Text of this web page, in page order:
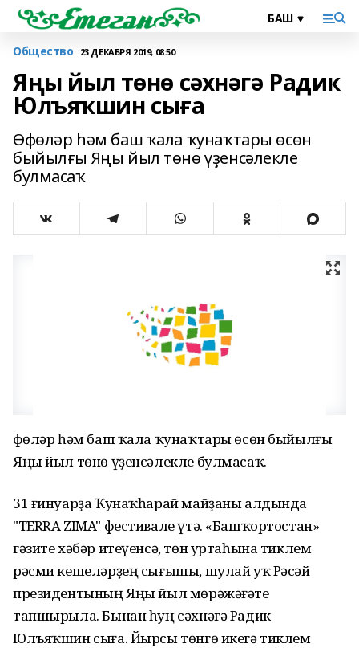
Общество 23 ДЕКАБРЯ 2019, 08:50
Яңы йыл төнө сәхнәгә Радик
Юлъяҡшин сыға
Өфөләр һәм баш ҡала ҡунаҡтары өсөн
быйылғы Яңы йыл төнө үҙенсәлекле
булмасаҡ
Өфөләр һәм баш ҡала ҡунаҡтары өсөн быйылғы
Яңы йыл төнө үҙенсәлекле булмасаҡ.
31 ғинуарҙа Ҡунаҡһарай майҙаны алдында
"TERRA ZIMA" фестивале үтә. «Башҡортостан»
гәзите хәбәр итеүенсә, төн уртаһына тиклем
рәсми кешеләрҙең сығышы, шулай уҡ Рәсәй
президентының Яңы йыл мөрәжәғәте
тапшырыла. Бынан һуң сәхнәгә Радик
Юлъяҡшин сыға. Йырсы төнгө икегә тиклем